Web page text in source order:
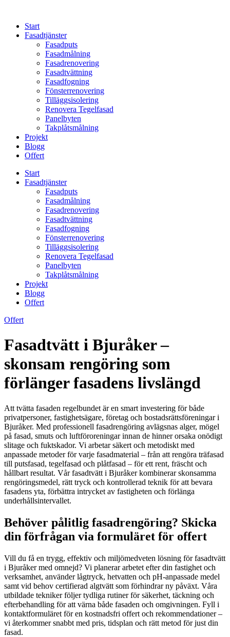
contentStart
Fasadtjänster
Fasadputs
Fasadmålning
Fasadrenovering
Fasadtvättning
Fasadfogning
Fönsterrenovering
Tilläggsisolering
Renovera Tegelfasad
Panelbyten
Takplåtsmålning
Projekt
Blogg
Offert
Start
Fasadtjänster
Fasadputs
Fasadmålning
Fasadrenovering
Fasadtvättning
Fasadfogning
Fönsterrenovering
Tilläggsisolering
Renovera Tegelfasad
Panelbyten
Takplåtsmålning
Projekt
Blogg
Offert
Offert
Fasadtvätt i Bjuråker –
skonsam rengöring som
förlänger fasadens livslängd
Att tvätta fasaden regelbundet är en smart investering för både
privatpersoner, fastighetsägare, företag och bostadsrättsföreningar i
Bjuråker. Med professionell fasadrengöring avlägsnas alger, mögel
på fasad, smuts och luftföroreningar innan de hinner orsaka onödigt
slitage och fuktskador. Vi arbetar säkert och metodiskt med
anpassade metoder för varje fasadmaterial – från att rengöra träfasad
till putsfasad, tegelfasad och plåtfasad – för ett rent, fräscht och
hållbart resultat. Vår fasadtvätt i Bjuråker kombinerar skonsamma
rengöringsmedel, rätt tryck och kontrollerad teknik för att bevara
fasadens yta, förbättra intrycket av fastigheten och förlänga
underhållsintervallet.
Behöver pålitlig fasadrengöring? Skicka
din förfrågan via formuläret för offert
Vill du få en trygg, effektiv och miljömedveten lösning för fasadtvätt
i Bjuråker med omnejd? Vi planerar arbetet efter din fastighet och
verksamhet, använder lågtryck, hetvatten och pH-anpassade medel
samt vid behov certifierad algtvätt som förhindrar ny påväxt. Våra
utbildade tekniker följer tydliga rutiner för säkerhet, täckning och
efterbehandling för att värna både fasaden och omgivningen. Fyll i
kontaktformuläret för en kostnadsfri offert och rekommendationer –
vi återkommer snabbt med pris, tidsplan och rätt metod för just din
fasad.